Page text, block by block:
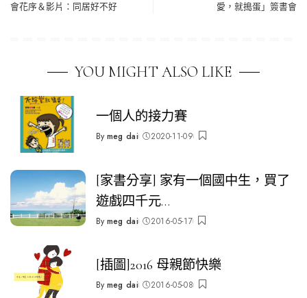
會花序＆影片：同居好不好
愛，就搗蛋」簽書會
YOU MIGHT ALSO LIKE
一個人的接力賽
Posted
By meg dai 2020-11-09
[家書分享] 家有一個國中生，買了
遊戲四千元…
Posted
By meg dai 2016-05-17
[插圖]2016 母親節快樂
Posted
By meg dai 2016-05-08